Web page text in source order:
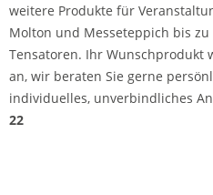
weitere Produkte für
Molton und Messeteppich bis
Tensatoren. Ihr Wunschprodukt
an, wir beraten Sie gerne
individuelles, unverbindliches
22